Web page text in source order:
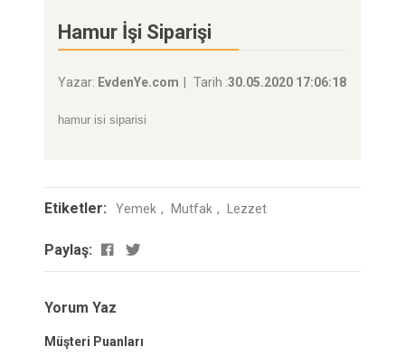
Hamur İşi Siparişi
Yazar: EvdenYe.com Tarih :30.05.2020 17:06:18
hamur isi siparisi
Etiketler: Yemek Mutfak Lezzet
Paylaş:
Yorum Yaz
Müşteri Puanları